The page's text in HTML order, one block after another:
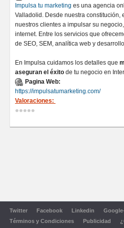
Impulsa tu marketing es una agencia
Valladolid. Desde nuestra constitución,
nuestros clientes a impulsar su
internet. Entre los servicios que
de SEO, SEM, analítica web y
En Impulsa cuidamos los detalles que
aseguran el éxito de tu negocio en
Pagina Web:
https://impulsatumarketing.com/
Valoraciones:
Twitter Facebook Linkedin
Términos y Condiciones
Publicidad